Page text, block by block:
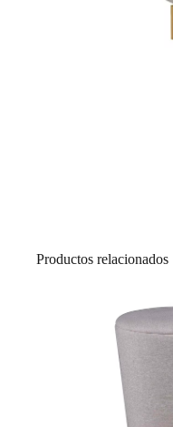
Productos relacionados